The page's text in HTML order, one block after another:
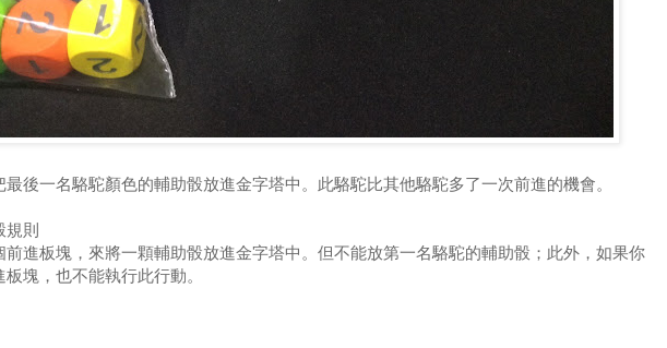
後一名駱駝顏色的輔助骰放進金字塔中。此駱駝比其他駱駝多了一次前進的機會。
則
前進板塊，來將一顆輔助骰放進金字塔中。但不能放第一名駱駝的輔助骰；此外，如果你
塊，也不能執行此行動。